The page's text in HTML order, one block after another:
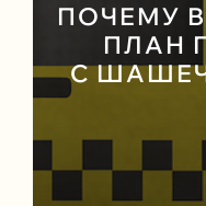
ПОЧЕМУ
ПЛАН
С